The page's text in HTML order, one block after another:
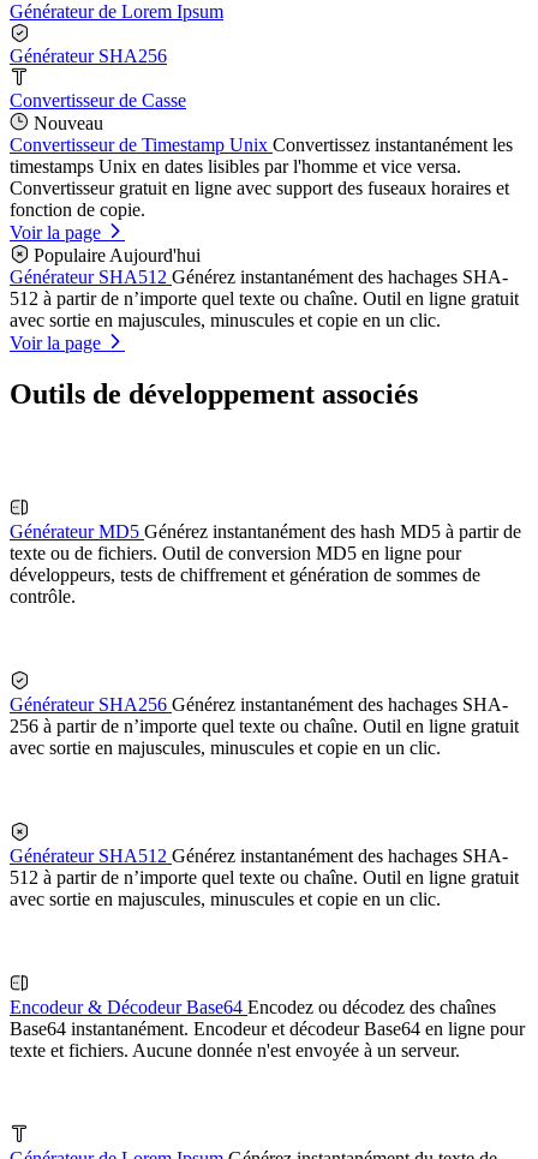
Générateur de Lorem Ipsum
Générateur SHA256
Convertisseur de Casse
Nouveau
Convertisseur de Timestamp Unix Convertissez instantanément les
timestamps Unix en dates lisibles par l'homme et vice versa.
Convertisseur gratuit en ligne avec support des fuseaux horaires et
fonction de copie.
Voir la page
Populaire Aujourd'hui
Générateur SHA512 Générez instantanément des hachages SHA-
512 à partir de n’importe quel texte ou chaîne. Outil en ligne gratuit
avec sortie en majuscules, minuscules et copie en un clic.
Voir la page
Outils de développement associés
Générateur MD5 Générez instantanément des hash MD5 à partir de
texte ou de fichiers. Outil de conversion MD5 en ligne pour
développeurs, tests de chiffrement et génération de sommes de
contrôle.
Générateur SHA256 Générez instantanément des hachages SHA-
256 à partir de n’importe quel texte ou chaîne. Outil en ligne gratuit
avec sortie en majuscules, minuscules et copie en un clic.
Générateur SHA512 Générez instantanément des hachages SHA-
512 à partir de n’importe quel texte ou chaîne. Outil en ligne gratuit
avec sortie en majuscules, minuscules et copie en un clic.
Encodeur & Décodeur Base64 Encodez ou décodez des chaînes
Base64 instantanément. Encodeur et décodeur Base64 en ligne pour
texte et fichiers. Aucune donnée n'est envoyée à un serveur.